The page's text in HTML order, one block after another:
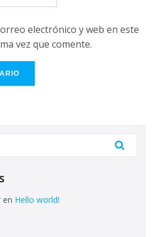
electrónico y web en este
vez que comente.
en Hello world!